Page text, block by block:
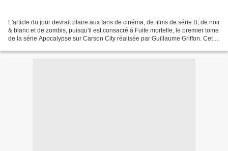
L'article du jour devrait plaire aux fans de cinéma, de films de série B, de noir
& blanc et de zombis, puisqu'il est consacré à Fuite mortelle, le premier tome
de la série Apocalypse sur Carson City réalisée par Guillaume Griffon. Cet